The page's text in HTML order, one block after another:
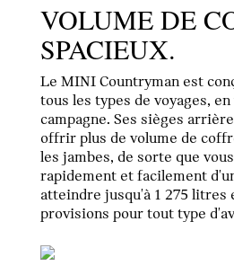
VOLUME DE
SPACIEUX.
Le MINI Countryman est
tous les types de voyages,
campagne. Ses sièges
offrir plus de volume de
les jambes, de sorte que
rapidement et facilement
atteindre jusqu'à 1 275 litres
provisions pour tout type